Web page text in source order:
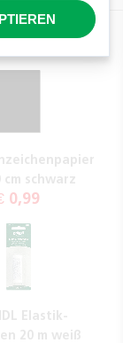
cm schwarz
0,99
Elastik-
20 m weiß